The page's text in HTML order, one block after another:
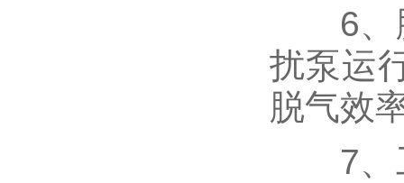
6、脱
扰泵运
脱气效
7、工